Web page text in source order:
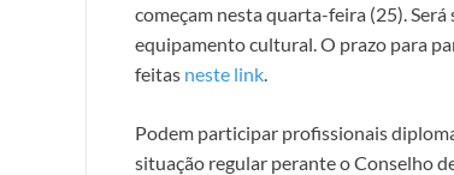
começam nesta quarta-feira (25).
equipamento cultural. O prazo para
feitas neste link
Podem participar profissionais
situação regular perante o Conselho